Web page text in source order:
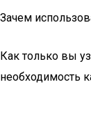
Зачем
Как только вы
необходимость